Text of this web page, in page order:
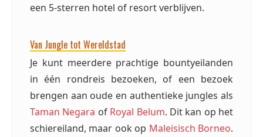
een 5-sterren hotel of resort verblijven.
Van Jungle tot Wereldstad
Je kunt meerdere prachtige bountyeilanden
in één rondreis bezoeken, of een bezoek
brengen aan oude en authentieke jungles als
Taman Negara of Royal Belum. Dit kan op het
schiereiland, maar ook op Maleisisch Borneo.